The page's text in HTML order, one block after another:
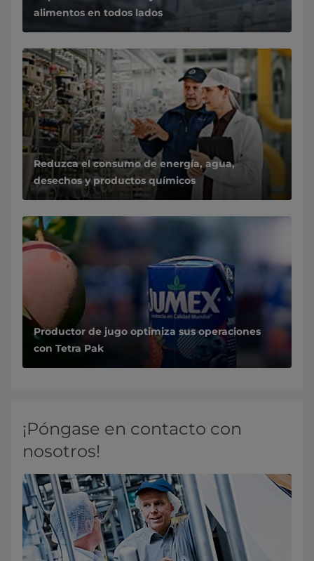
alimentos en todos lados
Reduzca el consumo de energía, agua,
desechos y productos químicos
Productor de jugo optimiza sus operaciones
con Tetra Pak
¡Póngase en contacto con
nosotros!